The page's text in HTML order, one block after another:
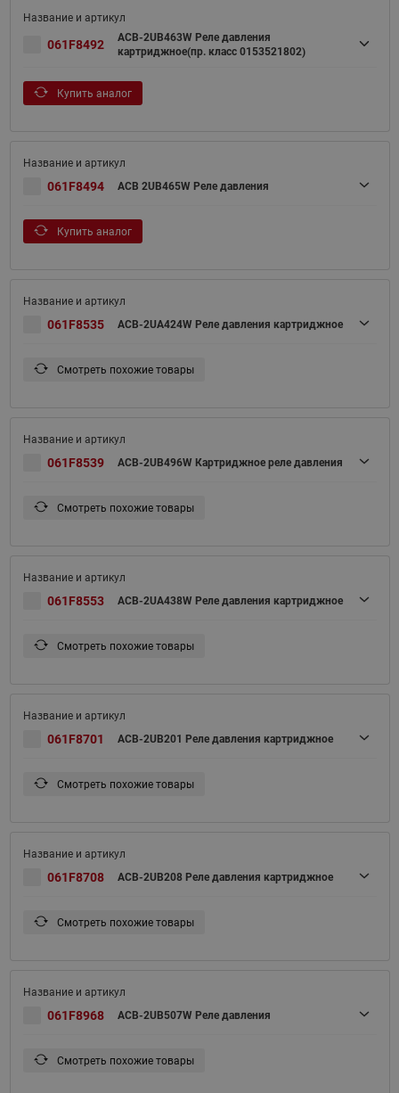
061F8492
ACB-2UB463W Реле давления
картриджное(пр. класс 0153521802)
Купить аналог
061F8494 ACB 2UB465W Реле давления
Купить аналог
061F8535 ACB-2UA424W Реле давления картриджное
Смотреть похожие товары
061F8539 ACB-2UB496W Картриджное реле давления
Смотреть похожие товары
061F8553 ACB-2UA438W Реле давления картриджное
Смотреть похожие товары
061F8701 ACB-2UB201 Реле давления картриджное
Смотреть похожие товары
061F8708 ACB-2UB208 Реле давления картриджное
Смотреть похожие товары
061F8968 ACB-2UB507W Реле давления
Смотреть похожие товары